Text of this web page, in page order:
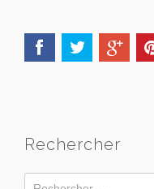
Rechercher